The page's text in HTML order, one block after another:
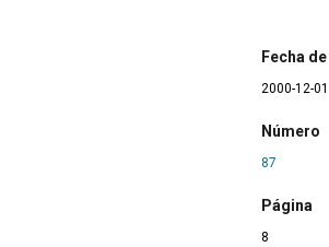
Fecha
2000-12-01
Número
87
Página
8